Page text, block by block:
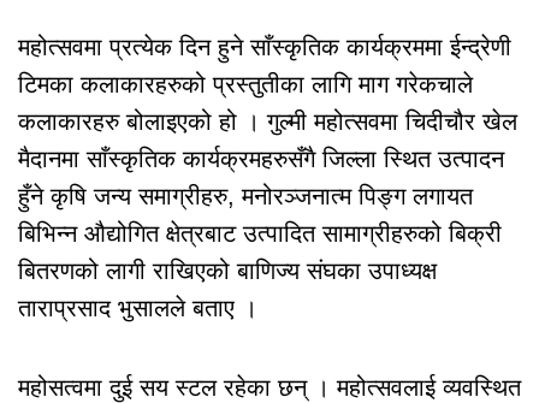
महोत्सवमा प्रत्येक दिन हुने साँस्कृतिक कार्यक्रममा ईन्द्रेणी
टिमका कलाकारहरुको प्रस्तुतीका लागि माग गरेकचाले
कलाकारहरु बोलाइएको हो । गुल्मी महोत्सवमा चिदीचौर खेल
मैदानमा साँस्कृतिक कार्यक्रमहरुसँगै जिल्ला स्थित उत्पादन
हुँने कृषि जन्य समाग्रीहरु, मनोरञ्जनात्म पिङ्ग लगायत
बिभिन्न औद्योगित क्षेत्रबाट उत्पादित सामाग्रीहरुको बिक्री
बितरणको लागी राखिएको बाणिज्य संघका उपाध्यक्ष
ताराप्रसाद भुसालले बताए ।
महोसत्वमा दुई सय स्टल रहेका छन् । महोत्सवलाई व्यवस्थित